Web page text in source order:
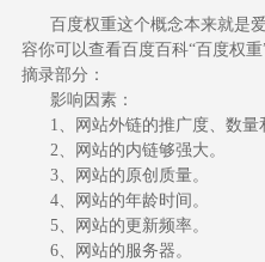
百度权重这个概念本来就是爱
容你可以查看百度百科“百度权
摘录部分：
影响因素：
1、网站外链的推广度、数量
2、网站的内链够强大。
3、网站的原创质量。
4、网站的年龄时间。
5、网站的更新频率。
6、网站的服务器。